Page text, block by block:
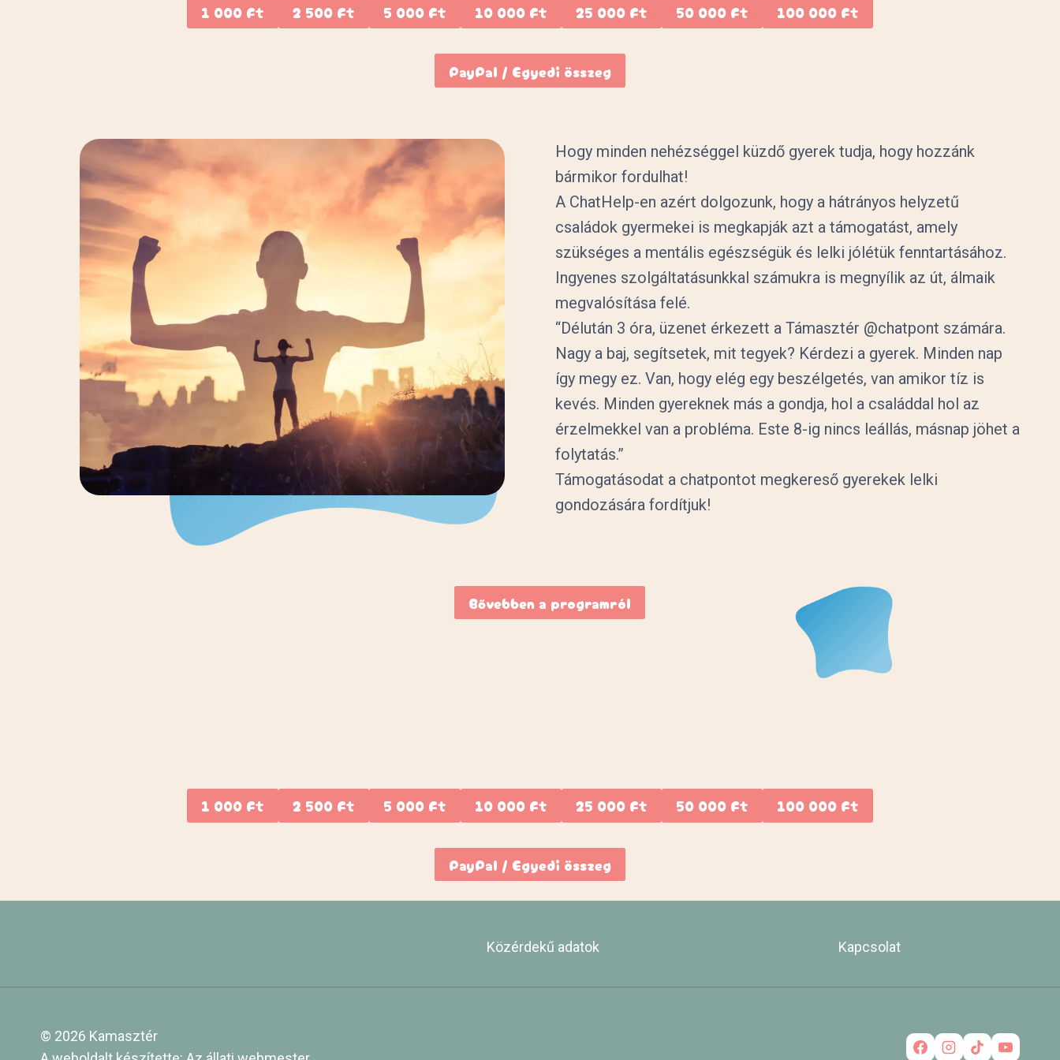
1 000 Ft 2 500 Ft 5 000 Ft 10 000 Ft 25 000 Ft 50 000 Ft 100 000 Ft
PayPal / Egyedi összeg
Hogy minden nehézséggel küzdő gyerek tudja, hogy hozzánk
bármikor fordulhat!
A ChatHelp-en azért dolgozunk, hogy a hátrányos helyzetű
családok gyermekei is megkapják azt a támogatást, amely
szükséges a mentális egészségük és lelki jólétük fenntartásához.
Ingyenes szolgáltatásunkkal számukra is megnyílik az út, álmaik
megvalósítása felé.
“Délután 3 óra, üzenet érkezett a Támasztér @chatpont számára.
Nagy a baj, segítsetek, mit tegyek? Kérdezi a gyerek. Minden nap
így megy ez. Van, hogy elég egy beszélgetés, van amikor tíz is
kevés. Minden gyereknek más a gondja, hol a családdal hol az
érzelmekkel van a probléma. Este 8-ig nincs leállás, másnap jöhet a
folytatás.”
Támogatásodat a chatpontot megkereső gyerekek lelki
gondozására fordítjuk!
Bővebben a programról
1 000 Ft 2 500 Ft 5 000 Ft 10 000 Ft 25 000 Ft 50 000 Ft 100 000 Ft
PayPal / Egyedi összeg
Közérdekű adatok Kapcsolat
© 2026 Kamasztér